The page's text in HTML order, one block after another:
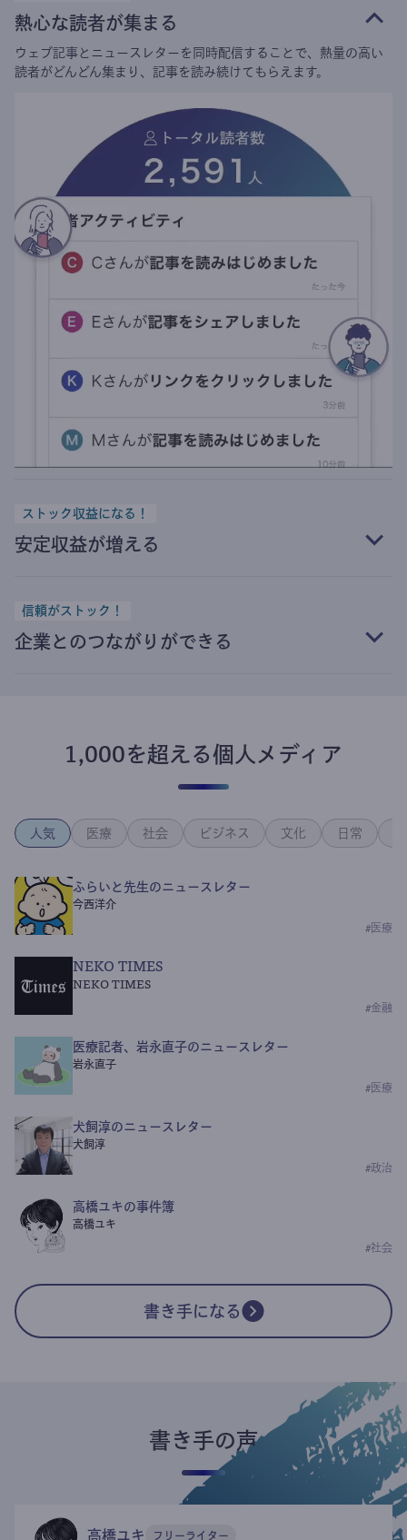
熱心な読者が集まる
ウェブ記事とニュースレターを同時配信することで、熱量の高い
読者がどんどん集まり、記事を読み続けてもらえます。
ストック収益になる！
安定収益が増える
信頼がストック！
企業とのつながりができる
1,000を超える個人メディア
人気 医療 社会 ビジネス 文化 日常
ふらいと先生のニュースレター
今西洋介
# 医療
NEKO TIMES
NEKO TIMES
#金融
医療記者、岩永直子のニュースレター
岩永直子
# 医療
犬飼淳のニュースレター
犬飼淳
#政治
高橋ユキの事件簿
高橋ユキ
#社会
書き手になる
書き手の声
高橋ユキ フリーライター